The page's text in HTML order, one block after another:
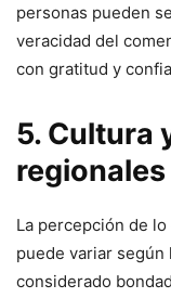
personas pueden
veracidad del
con gratitud y
5. Cultura
regionales
La percepción de
puede variar según
considerado